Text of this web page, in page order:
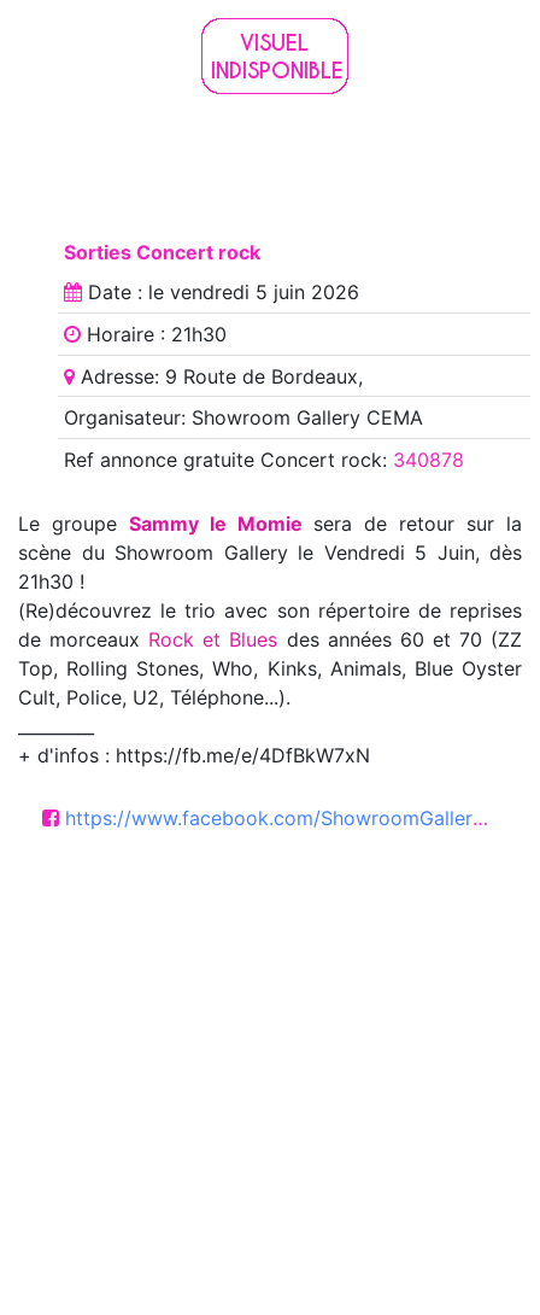
Sorties Concert rock
Date : le vendredi 5 juin 2026
Horaire : 21h30
Adresse: 9 Route de Bordeaux,
Organisateur: Showroom Gallery CEMA
Ref annoncegratuite Concert rock: 340878
Le groupe Sammy le Momie sera de retour sur la
scène du Showroom Gallery le Vendredi 5 Juin, dès
21h30 !
(Re)découvrez le trio avec son répertoire de reprises
de morceaux Rock et Blues des années 60 et 70 (ZZ
Top, Rolling Stones, Who, Kinks, Animals, Blue Oyster
Cult, Police, U2, Téléphone...).
+ d'infos : https://fb.me/e/4DfBkW7xN
https://www.facebook.com/ShowroomGalleryCEMA